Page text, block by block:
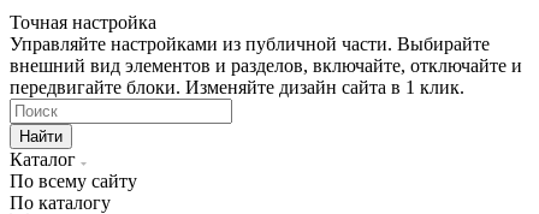
Точная настройка
Управляйте настройками из публичной части. Выбирайте
внешний вид элементов и разделов, включайте, отключайте и
передвигайте блоки. Изменяйте дизайн сайта в 1 клик.
Найти
Каталог
По всему сайту
По каталогу